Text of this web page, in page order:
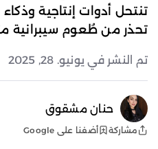
تنتحل أدوات إنتاجية
تحذر من طُعوم سيبرانية
تم النشر في يونيو. 28, 2025
حنان مشقوق
مشاركة أضفنا على Google